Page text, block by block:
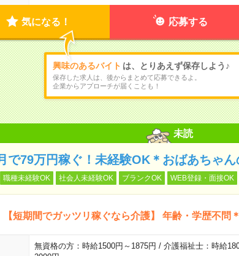
気になる！ 応募する
興味のあるバイト は、とりあえず保存しよう♪
保存した求人は、後からまとめて応募できるよ。
企業からアプローチが届くことも！
未読
で79万円稼ぐ！未経験OK＊おばあちゃん
職種未経験OK 社会人未経験OK ブランクOK WEB登録・面接OK
【短期間でガッツリ稼ぐなら介護】 年齢・学歴不問
無資格の方：時給1500円～1875円 / 介護福祉士：時給